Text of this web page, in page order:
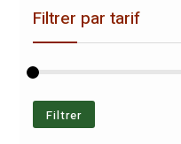
Filtrer par tarif
Filtrer